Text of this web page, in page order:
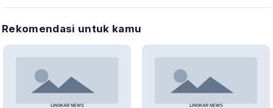
Rekomendasi untuk kamu